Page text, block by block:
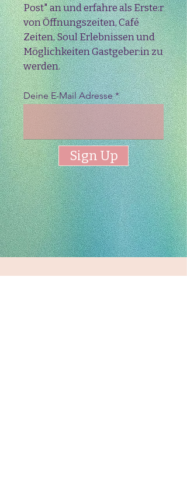
Post" an und erfahre als Erste:r
von Öffnungszeiten, Café
Zeiten, Soul Erlebnissen und
Möglichkeiten Gastgeber:in zu
werden.
Deine E-Mail Adresse
Sign Up